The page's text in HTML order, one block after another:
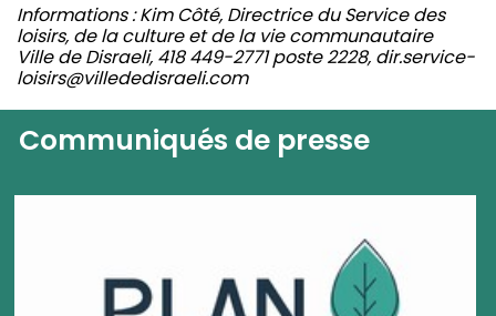
Informations : Kim Côté, Directrice du Service des
loisirs, de la culture et de la vie communautaire
Ville de Disraeli, 418 449-2771 poste 2228, dir.service-
loisirs@villededisraeli.com
Communiqués de presse